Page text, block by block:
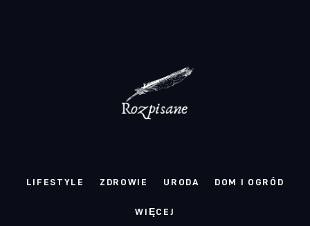
LIFESTYLE ZDROWIE URODA DOM I OGRÓD
WIĘCEJ